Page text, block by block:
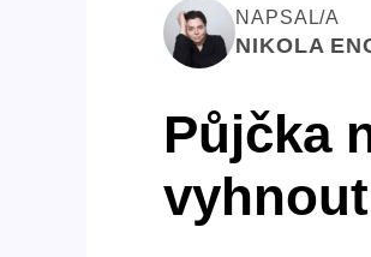
NAPSAL/A
NIKOLA
Půjčka
vyhnout